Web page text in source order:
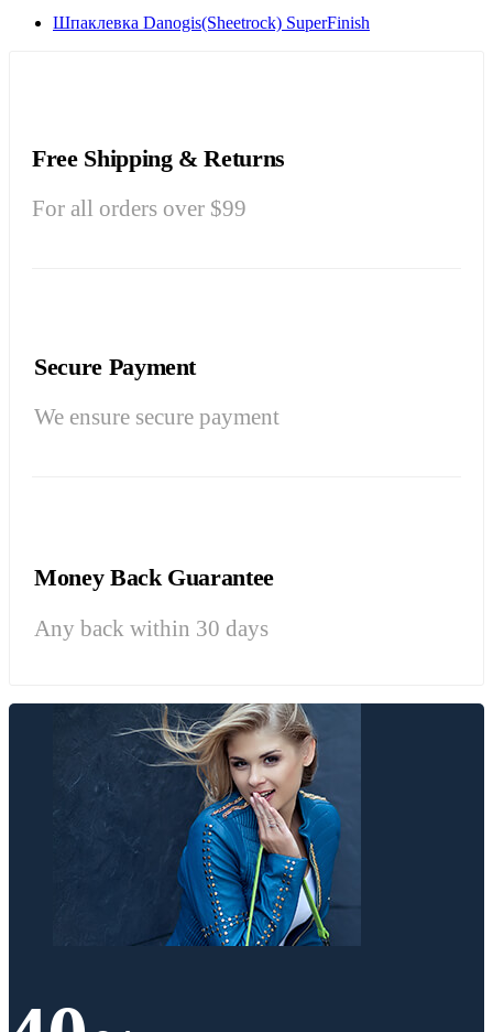
Шпаклевка Danogis(Sheetrock) SuperFinish
Free Shipping & Returns
For all orders over $99
Secure Payment
We ensure secure payment
Money Back Guarantee
Any back within 30 days